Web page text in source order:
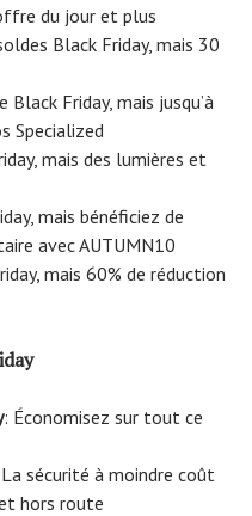
du jour et plus
Black Friday, mais 30
Friday, mais jusqu’à
Specialized
mais des lumières et
mais bénéficiez de
avec AUTUMN10
mais 60% de réduction
: Économisez sur tout ce
sécurité à moindre coût
hors route